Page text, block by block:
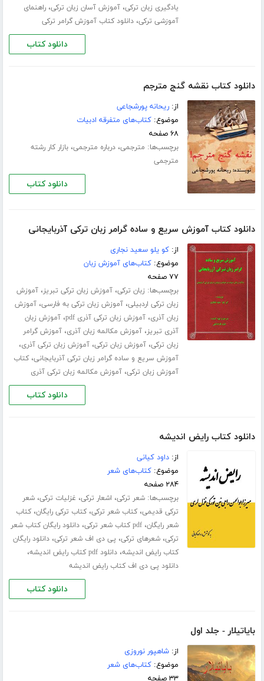
یادگیری زبان ترکی،آموزش آسان زبان ترکی،راهنمای
آموزشی ترکی،دانلود کتاب آموزش گرامر ترکی
دانلود کتاب
دانلود کتاب نقشه گنج مترجم
از:ریحانه پورشجاعی
موضوع:کتاب‌های متفرقه ادبیات
۶۸ صفحه
برچسب‌ها: مترجمی،درباره مترجمی،بازار کار رشته
مترجمی
دانلود کتاب
دانلود کتاب آموزش سریع و ساده گرامر زبان ترکی آذربایجانی
از:کو یلو سعید نجاری
موضوع:کتاب‌های آموزش زبان
۷۷ صفحه
برچسب‌ها: زبان ترکی،آموزش زبان ترکی تبریز،آموزش
زبان ترکی اردبیلی،آموزش زبان ترکی به فارسی،آموزش
زبان آذری،آموزش زبان ترکی آذری pdf ،آموزش زبان
آذری تبریز،آموزش مکالمه زبان آذری،آموزش گرامر
زبان ترکی،آموزش زبان ترکی،آموزش زبان ترکی آذری،
آموزش سریع و ساده گرامر زبان ترکی آذربایجانی،کتاب
آموزش زبان ترکی،آموزش مکالمه زبان ترکی آذری
دانلود کتاب
دانلود کتاب رایض اندیشه
از:داود کیانی
موضوع:کتاب‌های شعر
۲۸۴ صفحه
برچسب‌ها:شعر ترکی، اشعار ترکی، غزلیات ترکی،شعر
ترکی قدیمی،کتاب شعر ترکی،کتاب ترکی رایگان،کتاب
شعر رایگان،pdf کتاب شعر ترکی ،دانلود رایگان کتاب شعر
ترکی،شعرهای ترکی، پی دی اف شعر ترکی،دانلود رایگان
کتاب رایض اندیشه،دانلود pdf کتاب رایض اندیشه ،
دانلود پی دی اف کتاب رایض اندیشه
دانلود کتاب
بایاتیلار - جلد اول
از:شاهپور نوروزی
موضوع:کتاب‌های شعر
۳۳ صفحه